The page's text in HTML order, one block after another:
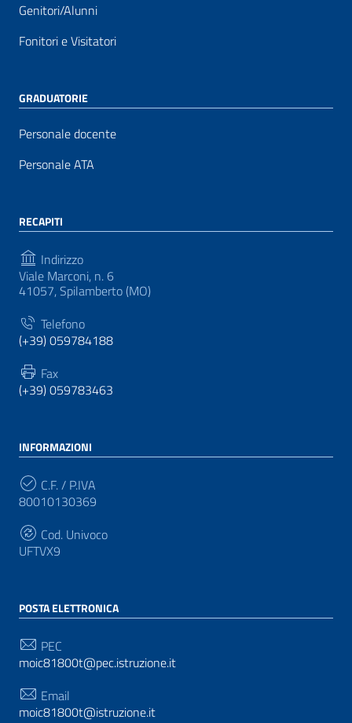
Genitori/Alunni
Fonitori e Visitatori
GRADUATORIE
Personale docente
Personale ATA
RECAPITI
Indirizzo
Viale Marconi, n. 6
41057, Spilamberto (MO)
Telefono
(+39) 059784188
Fax
(+39) 059783463
INFORMAZIONI
C.F. / P.IVA
80010130369
Cod. Univoco
UFTVX9
POSTA ELETTRONICA
PEC
moic81800t@pec.istruzione.it
Email
moic81800t@istruzione.it